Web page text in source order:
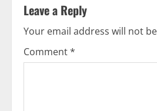
n
a
v
Leave a Reply
Your email address will not
Comment*